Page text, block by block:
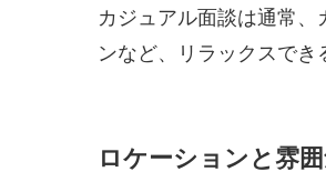
カジュアル面談は通常
ンなど、リラックスでき
ロケーションと雰